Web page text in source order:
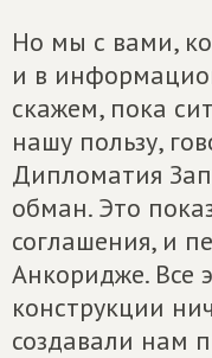
Но мы с вами,
и в
скажем, пока
нашу пользу,
Дипломатия
обман. Это
соглашения, и
Анкоридже. Все
конструкции
создавали нам